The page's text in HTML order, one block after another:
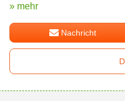
» mehr
Nachricht